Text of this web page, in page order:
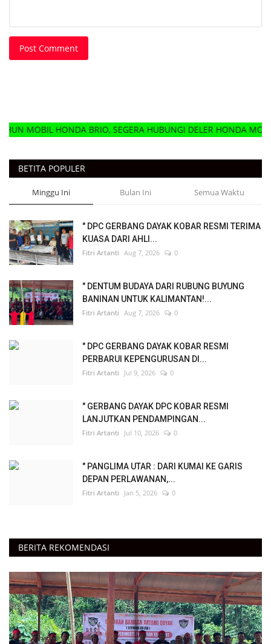
Post Comment
BRIO, SEGERA HUBUNGI DELER HONDA MOBIL TERDEKAT
BETITA POPULER
Minggu Ini Bulan Ini Semua Waktu
" DPC GERBANG DAYAK KOBAR RESMI TERIMA
KUASA DARI AHLI...
Fitri Artanti Aug 7, 2026 0
" DENTUM BUDAYA DARI RUBUNG BUYUNG
BANINAN UNTUK KALIMANTAN!...
Fitri Artanti Aug 7, 2026 0
" DPC GERBANG DAYAK KOBAR RESMI
PERBARUI KEPENGURUSAN DI...
Fitri Artanti Jul 9, 2026 0
" GERBANG DAYAK DPC KOBAR RESMI
LANJUTKAN PENDAMPINGAN...
Fitri Artanti Jul 10, 2026 0
" PANGLIMA UTAR : DARI KUMAI KE GARIS
DEPAN PERLAWANAN,...
Fitri Artanti Jan 5, 2026 0
BERITA REKOMENDASI